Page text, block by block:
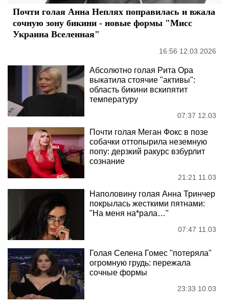
Почти голая Анна Неплях поправилась и вжала
сочную зону бикини - новые формы "Мисс
Украина Вселенная"
16:56 12.03.2026
Абсолютно голая Рита Ора
выкатила стоячие "активы":
область бикини вскипятит
температуру
07:37 12.03
Почти голая Меган Фокс в позе
собачки оттопырила неземную
попу: дерзкий ракурс взбурлит
сознание
21:21 11.03
Наполовину голая Анна Тринчер
покрылась жесткими пятнами:
"На меня на*рала…"
07:47 11.03
Голая Селена Гомес "потеряла"
огромную грудь: пережала
сочные формы
23:33 10.03